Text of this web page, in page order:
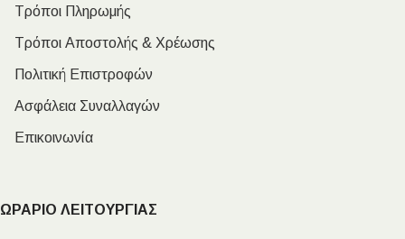
Τρόποι Πληρωμής
Τρόποι Αποστολής & Χρέωσης
Πολιτική Επιστροφών
Ασφάλεια Συναλλαγών
Επικοινωνία
ΩΡΑΡΙΟ ΛΕΙΤΟΥΡΓΙΑΣ